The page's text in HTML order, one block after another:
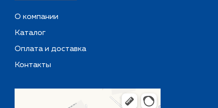
О компании
Каталог
Оплата и доставка
Контакты